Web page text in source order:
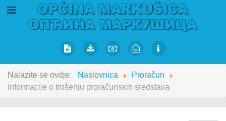
Nalazite se ovdje: Naslovnica
Proračun
Informacije o trošenju proračunskih sredstava